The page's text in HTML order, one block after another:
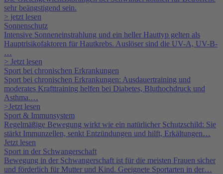
sehr beängstigend sein.
> jetzt lesen
Sonnenschutz
Intensive Sonneneinstrahlung und ein heller Hauttyp gelten als
Hauptrisikofaktoren für Hautkrebs. Auslöser sind die UV-A, UV-B-
…
> Jetzt lesen
Sport bei chronischen Erkrankungen
Sport bei chronischen Erkrankungen: Ausdauertraining und
moderates Krafttraining helfen bei Diabetes, Bluthochdruck und
Asthma.…
>Jetzt lesen
Sport & Immunsystem
Regelmäßige Bewegung wirkt wie ein natürlicher Schutzschild: Sie
stärkt Immunzellen, senkt Entzündungen und hilft, Erkältungen…
Jetzt lesen
Sport in der Schwangerschaft
Bewegung in der Schwangerschaft ist für die meisten Frauen sicher
und förderlich für Mutter und Kind. Geeignete Sportarten in der…